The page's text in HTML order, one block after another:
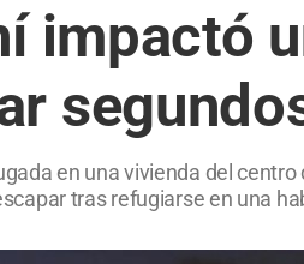
impactó
en una vivienda del
tras refugiarse en una